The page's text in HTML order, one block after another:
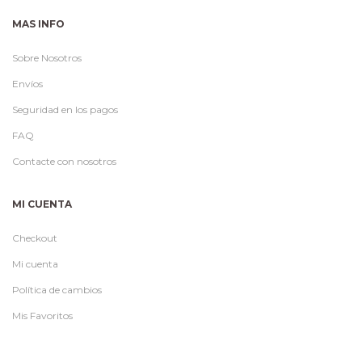
MAS INFO
Sobre Nosotros
Envíos
Seguridad en los pagos
FAQ
Contacte con nosotros
MI CUENTA
Checkout
Mi cuenta
Política de cambios
Mis Favoritos